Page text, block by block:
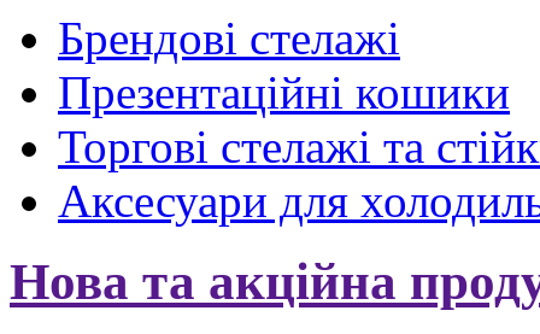
Брендові стелажі
Презентаційні кошики
Торгові стелажі та
Аксесуари для
Нова та акційна